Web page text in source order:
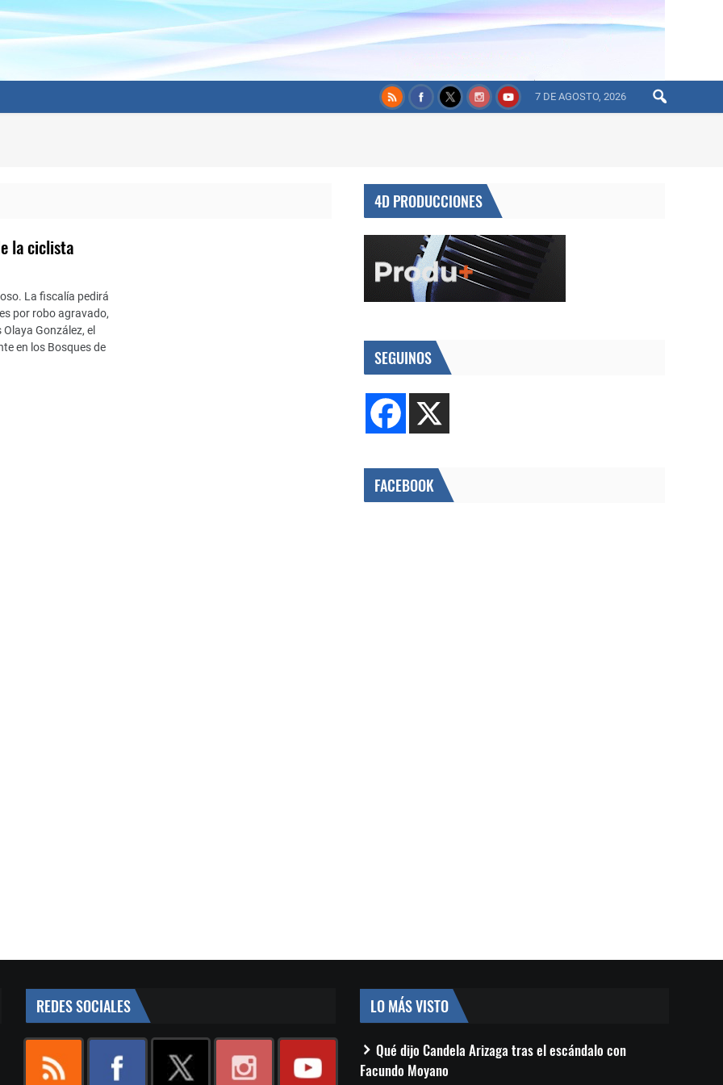
7 DE AGOSTO, 2026
la ciclista
La fiscalía pedirá
por robo agravado,
González, el
en los Bosques de
4D PRODUCCIONES
SEGUINOS
FACEBOOK
REDES SOCIALES LO MÁS VISTO
Qué dijo Candela Arizaga tras el escándalo con
Facundo Moyano